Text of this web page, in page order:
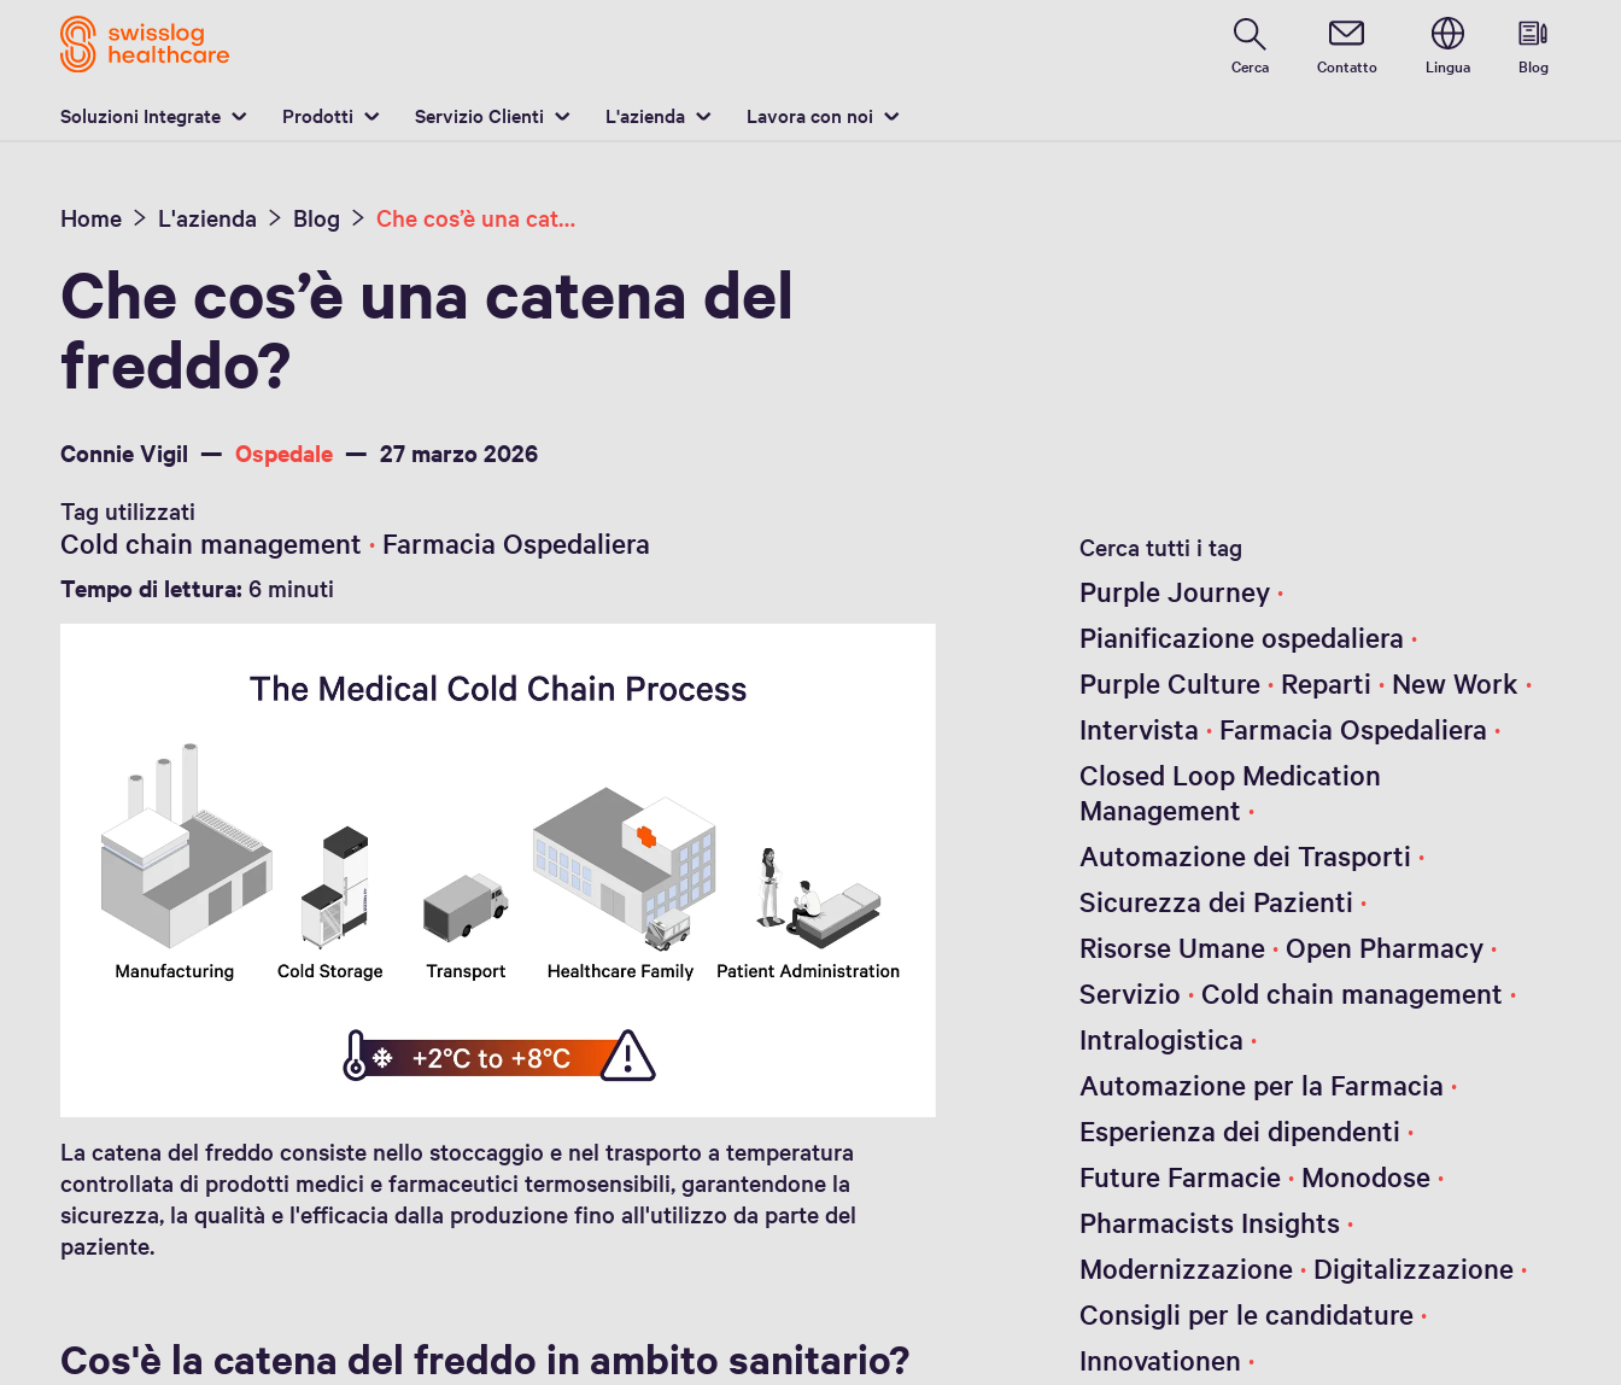
Soluzioni Integrate Prodotti Servizio Clienti L'azienda Lavora con noi
Cerca Contatto Lingua Blog
Home L'azienda Blog Che cos’è una catena del freddo? Definizione e importanza sanitaria
Che cos’è una catena del
freddo?
Connie Vigil 27 marzo 2026
Ospedale
Tempo di lettura: 6 minuti
La catena del freddo consiste nello stoccaggio e nel trasporto a temperatura
controllata di prodotti medici e farmaceutici termosensibili, garantendone la
sicurezza, la qualità e l'efficacia dalla produzione fino all'utilizzo da parte del
paziente.
Cos'è la catena del freddo in ambito sanitario?
Tag utilizzati
Cold chain management Farmacia Ospedaliera Cerca tutti i tag
Purple Journey
Pianificazione ospedaliera
Purple Culture Reparti
New Work
Intervista
Farmacia Ospedaliera
Closed Loop Medication
Management
Automazione dei Trasporti
Sicurezza dei Pazienti
Risorse Umane Open Pharmacy
Servizio
Cold chain management
Intralogistica
Automazione per la Farmacia
Esperienza dei dipendenti
Future Farmacie Monodose
Pharmacists Insights
Modernizzazione Digitalizzazione
Consigli per le candidature
Innovationen